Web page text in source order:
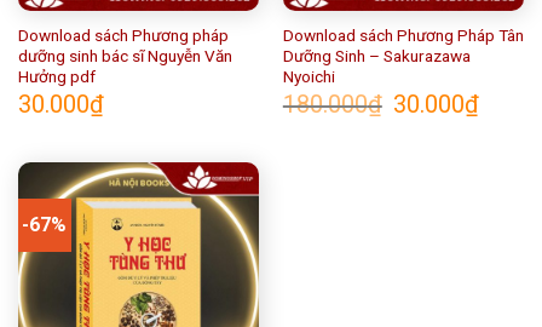
Download sách Phương pháp
dưỡng sinh bác sĩ Nguyễn Văn
Hưởng pdf
30.000₫
Download sách Phương Pháp Tân
Dưỡng Sinh – Sakurazawa
Nyoichi
180.000₫
Giá
gốc
30.000₫Giá
hiện
-67%